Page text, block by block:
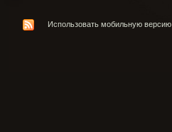
Использовать мобильную версию